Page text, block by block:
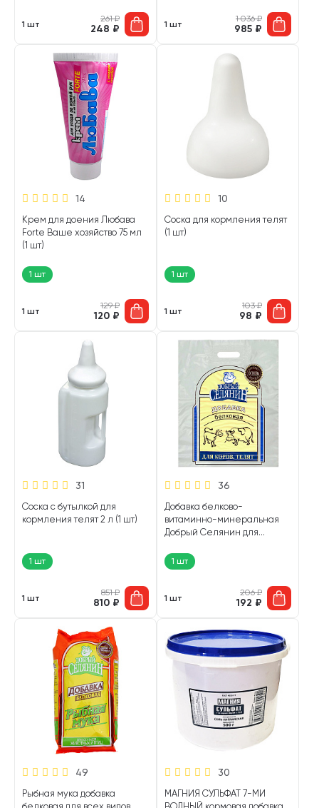
1 шт
261₽
248 ₽ 1 шт
1 036₽
985 ₽
14
Крем для доения Любава
Forte Ваше хозяйство 75 мл
(1 шт)
1 шт
1 шт
129₽
120 ₽
10
Соска для кормления телят
(1 шт)
1 шт
1 шт
103₽
98 ₽
31
Соска с бутылкой для
кормления телят 2 л (1 шт)
1 шт
1 шт
851₽
810 ₽
36
Добавка белково-
витаминно-минеральная
Добрый Селянин для
кг (1 шт)
1 шт
1 шт
206₽
192 ₽
49
Рыбная мука добавка
30
МАГНИЯ СУЛЬФАТ 7-МИ